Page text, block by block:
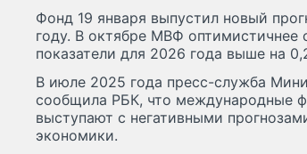
Фонд 19 января выпустил новый
году. В октябре МВФ оптимистичнее
показатели для 2026 года выше на
В июле 2025 года пресс-служба
сообщила РБК, что международные
выступают с негативными
экономики.